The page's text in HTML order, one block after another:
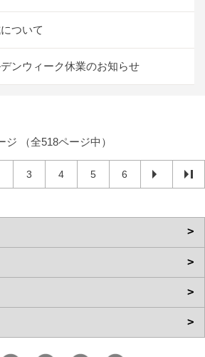
について
ンウィーク休業のお知らせ
ジ （全518ページ中）
3 4 5 6